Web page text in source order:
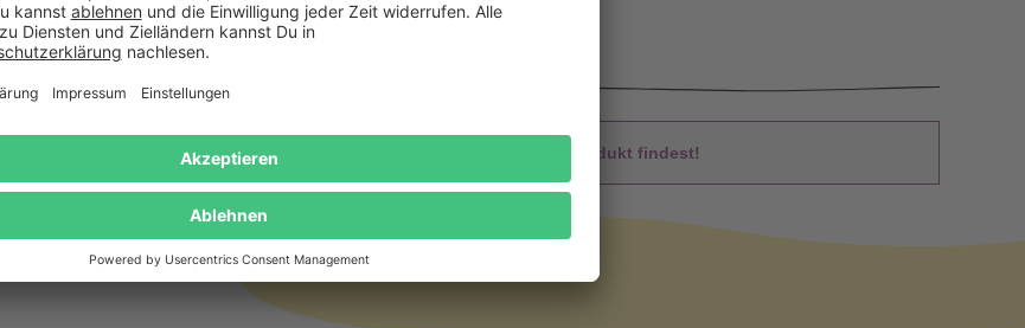
Das sagen unsere Kunden
Keine Bewertungen gefunden. Lass uns wissen, wie Du das Produkt findest!